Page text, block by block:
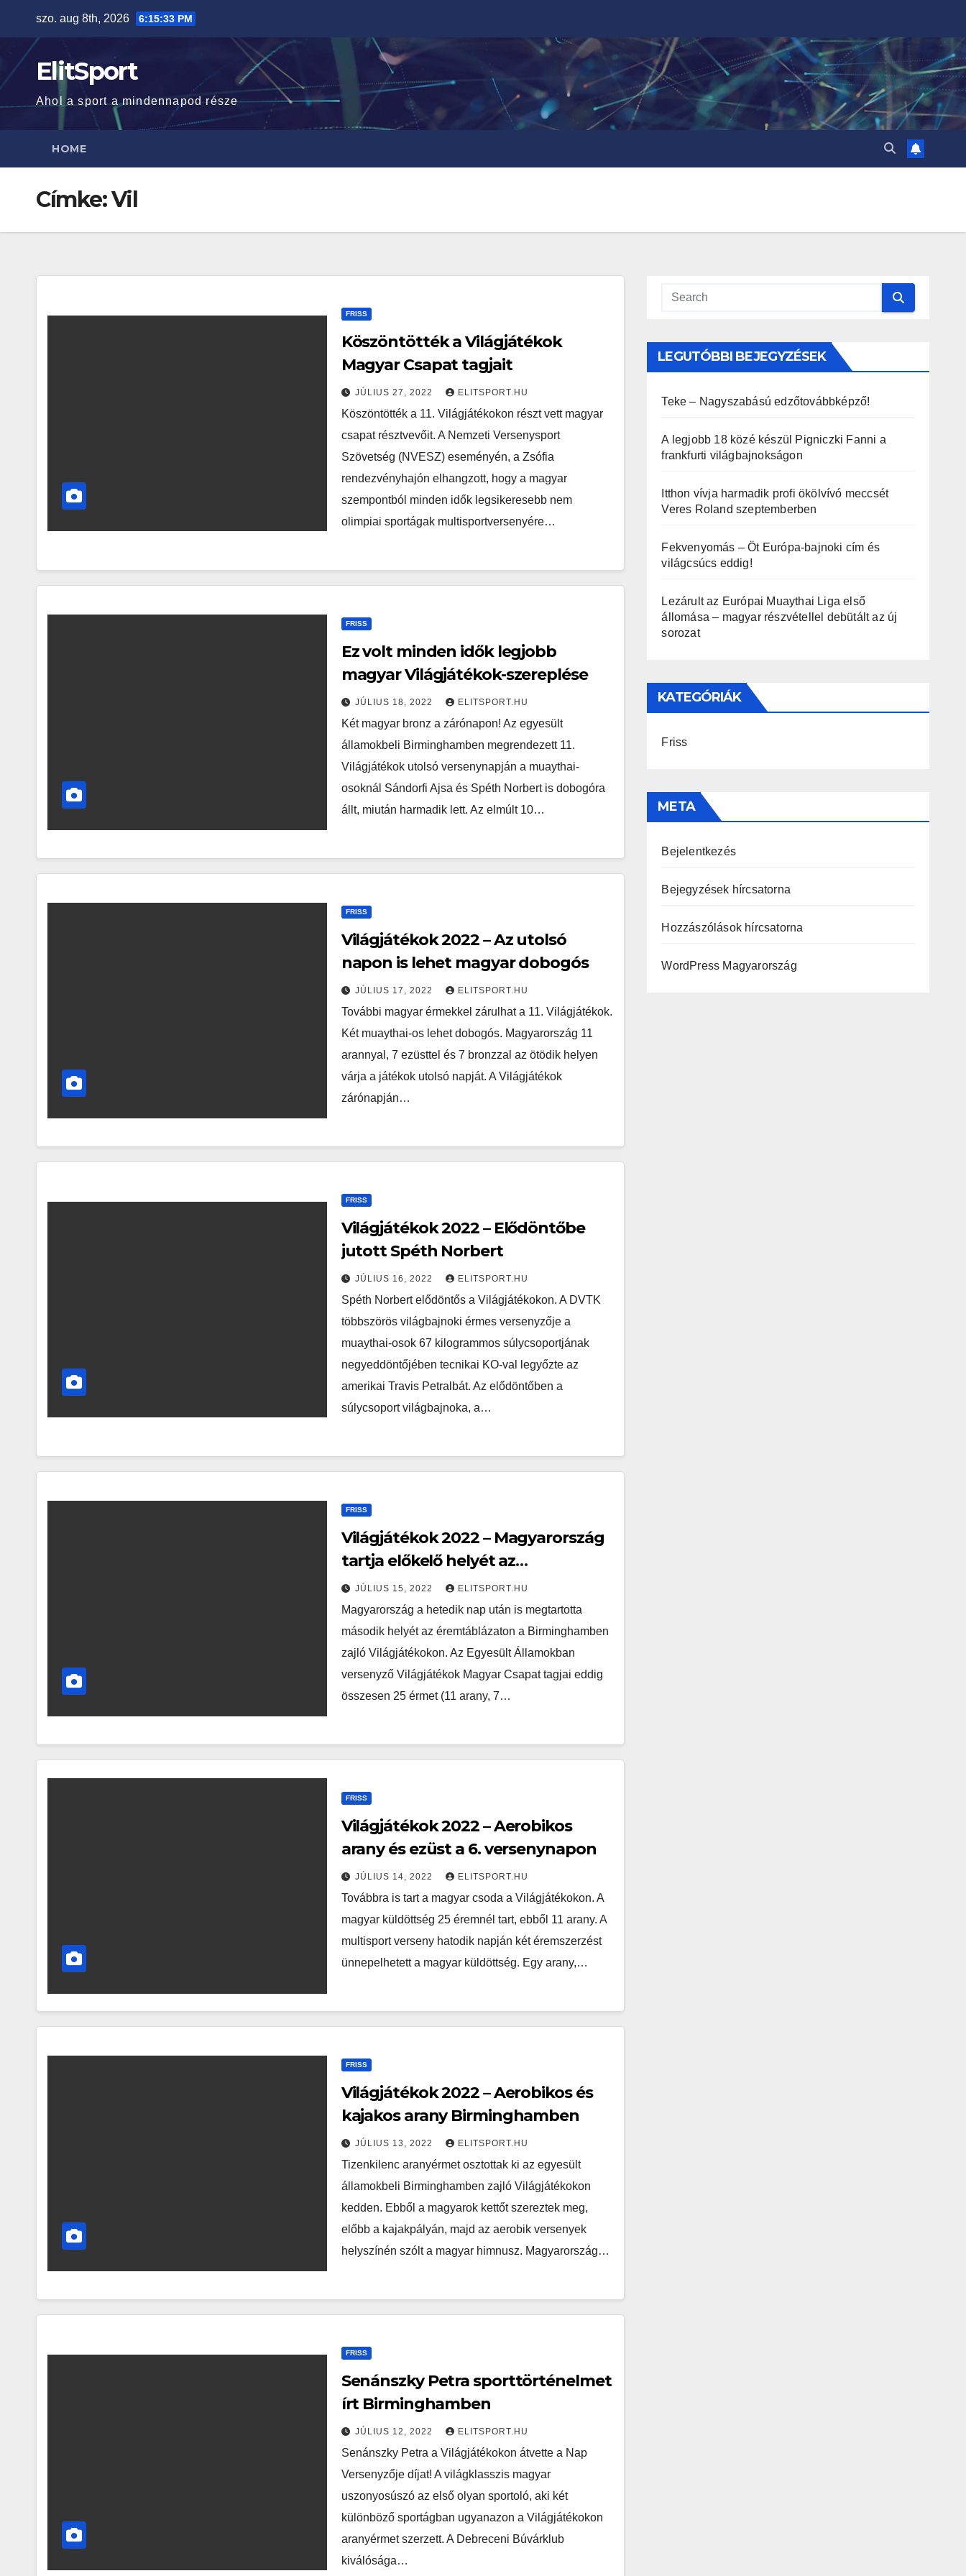
content
szo. aug 8th, 2026 6:15:34 PM
ElitSport
Ahol a sport a mindennapod része
HOME
Címke:Vil
FRISS
Köszöntötték a Világjátékok
Magyar Csapat tagjait
JÚLIUS 27, 2022 ELITSPORT.HU
Köszöntötték a 11. Világjátékokon részt vett magyar
csapat résztvevőit. A Nemzeti Versenysport
Szövetség (NVESZ) eseményén, a Zsófia
rendezvényhajón elhangzott, hogy a magyar
szempontból minden idők legsikeresebb nem
olimpiai sportágak multisportversenyére…
FRISS
Ez volt minden idők legjobb
magyar Világjátékok-szereplése
JÚLIUS 18, 2022 ELITSPORT.HU
Két magyar bronz a zárónapon! Az egyesült
államokbeli Birminghamben megrendezett 11.
Világjátékok utolsó versenynapján a muaythai-
osoknál Sándorfi Ajsa és Spéth Norbert is dobogóra
állt, miután harmadik lett. Az elmúlt 10…
FRISS
Világjátékok 2022 – Az utolsó
napon is lehet magyar dobogós
JÚLIUS 17, 2022 ELITSPORT.HU
További magyar érmekkel zárulhat a 11. Világjátékok.
Két muaythai-os lehet dobogós. Magyarország 11
arannyal, 7 ezüsttel és 7 bronzzal az ötödik helyen
várja a játékok utolsó napját. A Világjátékok
zárónapján…
FRISS
Világjátékok 2022 – Elődöntőbe
jutott Spéth Norbert
JÚLIUS 16, 2022 ELITSPORT.HU
Spéth Norbert elődöntős a Világjátékokon. A DVTK
többszörös világbajnoki érmes versenyzője a
muaythai-osok 67 kilogrammos súlycsoportjának
negyeddöntőjében tecnikai KO-val legyőzte az
amerikai Travis Petralbát. Az elődöntőben a
súlycsoport világbajnoka, a…
FRISS
Világjátékok 2022 – Magyarország
tartja előkelő helyét az
éremtáblázaton
JÚLIUS 15, 2022 ELITSPORT.HU
Magyarország a hetedik nap után is megtartotta
második helyét az éremtáblázaton a Birminghamben
zajló Világjátékokon. Az Egyesült Államokban
versenyző Világjátékok Magyar Csapat tagjai eddig
összesen 25 érmet (11 arany, 7…
FRISS
Világjátékok 2022 – Aerobikos
arany és ezüst a 6. versenynapon
JÚLIUS 14, 2022 ELITSPORT.HU
Továbbra is tart a magyar csoda a Világjátékokon. A
magyar küldöttség 25 éremnél tart, ebből 11 arany. A
multisport verseny hatodik napján két éremszerzést
ünnepelhetett a magyar küldöttség. Egy arany,…
FRISS
Világjátékok 2022 – Aerobikos és
kajakos arany Birminghamben​​​​​​​
JÚLIUS 13, 2022 ELITSPORT.HU
Tizenkilenc aranyérmet osztottak ki az egyesült
államokbeli Birminghamben zajló Világjátékokon
kedden. Ebből a magyarok kettőt szereztek meg,
előbb a kajakpályán, majd az aerobik versenyek
helyszínén szólt a magyar himnusz. Magyarország…
FRISS
Senánszky Petra sporttörténelmet
írt Birminghamben
JÚLIUS 12, 2022 ELITSPORT.HU
Senánszky Petra a Világjátékokon átvette a Nap
Versenyzője díjat! A világklasszis magyar
uszonyosúszó az első olyan sportoló, aki két
különböző sportágban ugyanazon a Világjátékokon
aranyérmet szerzett. A Debreceni Búvárklub
kiválósága…
LEGUTÓBBI BEJEGYZÉSEK
Teke – Nagyszabású edzőtovábbképző!
A legjobb 18 közé készül Pigniczki Fanni a
frankfurti világbajnokságon
Itthon vívja harmadik profi ökölvívó meccsét
Veres Roland szeptemberben
Fekvenyomás – Öt Európa-bajnoki cím és
világcsúcs eddig!
Lezárult az Európai Muaythai Liga első
állomása – magyar részvétellel debütált az új
sorozat
KATEGÓRIÁK
Friss
META
Bejelentkezés
Bejegyzések hírcsatorna
Hozzászólások hírcsatorna
WordPress Magyarország